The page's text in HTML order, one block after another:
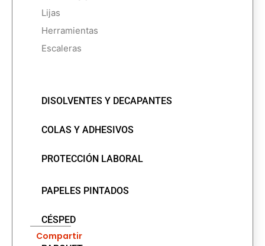
Lijas
Herramientas
Escaleras
DISOLVENTES Y DECAPANTES
COLAS Y ADHESIVOS
PROTECCIÓN LABORAL
PAPELES PINTADOS
CÉSPED
Compartir